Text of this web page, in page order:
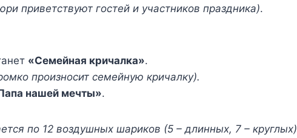
приветствуют гостей и участников праздника).
«Семейная кричалка».
произносит семейную кричалку).
нашей мечты».
по 12 воздушных шариков (5 – длинных, 7 – круглых)